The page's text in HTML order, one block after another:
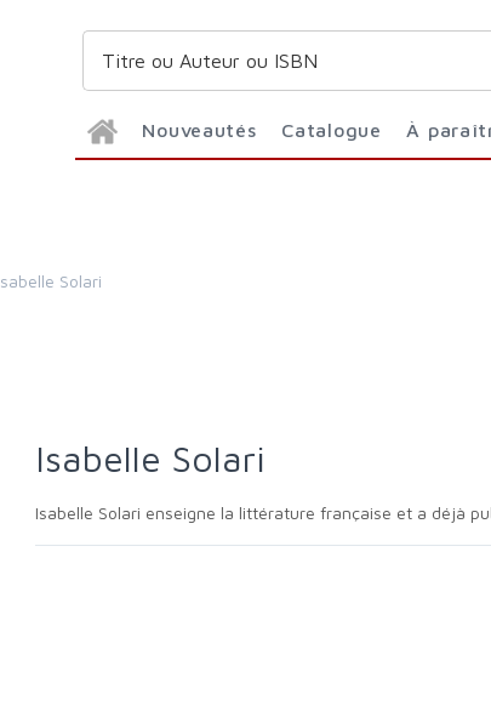
Nouveautés Catalogue À
Isabelle Solari
Isabelle Solari
Isabelle Solari enseigne la littérature française et a déjà